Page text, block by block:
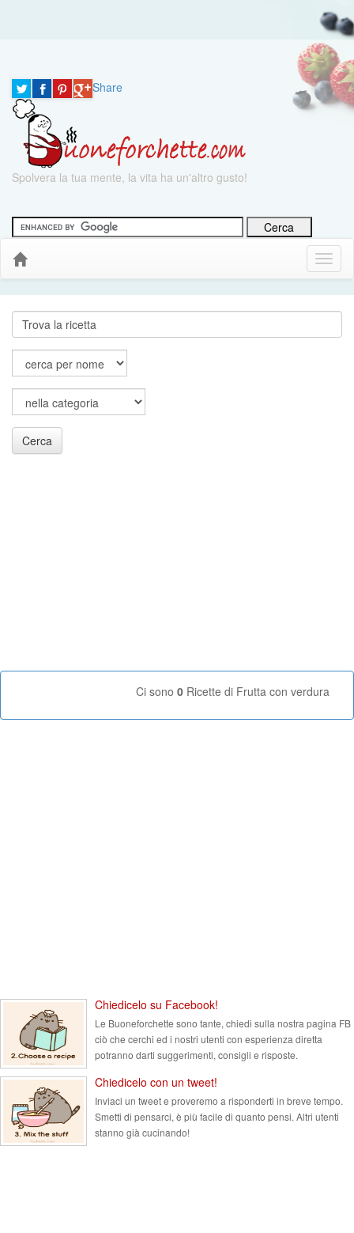
Share
Spolvera la tua mente, la vita ha un'altro gusto!
Menu
Down
Cerca
Cerca
Ci sono 0 Ricette di Frutta con verdura
Chiedicelo su Facebook!
Le Buoneforchette sono tante, chiedi sulla nostra pagina FB
ciò che cerchi ed i nostri utenti con esperienza diretta
potranno darti suggerimenti, consigli e risposte.
Chiedicelo con un tweet!
Inviaci un tweet e proveremo a risponderti in breve tempo.
Smetti di pensarci, è più facile di quanto pensi. Altri utenti
stanno già cucinando!